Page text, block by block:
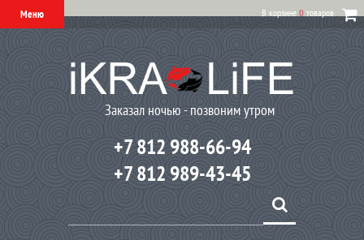
Меню В корзине 0 товаров
Заказал ночью - позвоним утром
+7 812 988-66-94
+7 812 989-43-45